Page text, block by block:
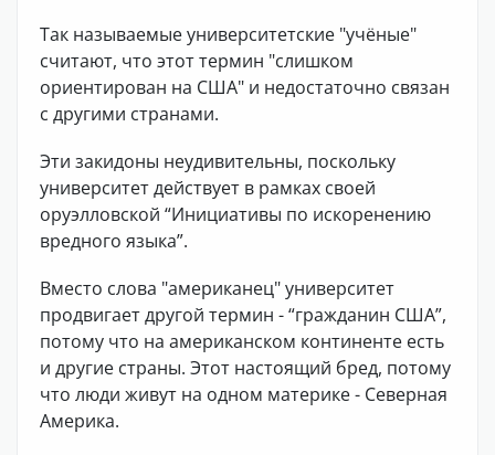
Так называемые университетские "учёные"
считают, что этот термин "слишком
ориентирован на США" и недостаточно связан
с другими странами.
Эти закидоны неудивительны, поскольку
университет действует в рамках своей
оруэлловской “Инициативы по искоренению
вредного языка”.
Вместо слова "американец" университет
продвигает другой термин - “гражданин США”,
потому что на американском континенте есть
и другие страны. Этот настоящий бред, потому
что люди живут на одном материке - Северная
Америка.